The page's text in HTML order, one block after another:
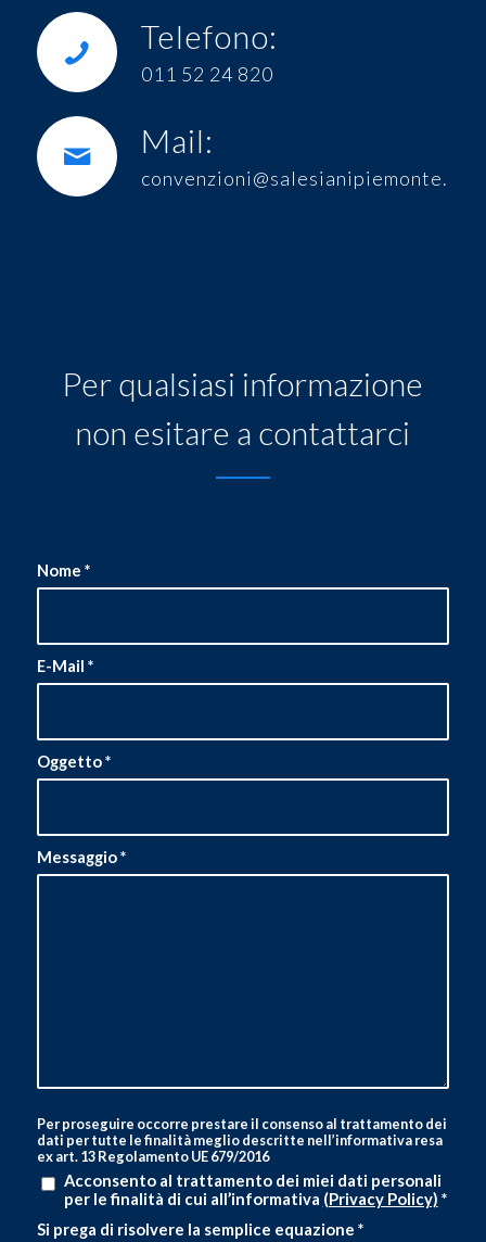
Telefono:
011 52 24 820
Mail:
convenzioni@salesianipiemonte.it
Per qualsiasi informazione
non esitare a contattarci
Nome *
E-Mail *
Oggetto*
Messaggio*
Per proseguire occorre prestare il consenso al trattamento dei
dati per tutte le finalità meglio descritte nell’informativa resa
ex art. 13 Regolamento UE 679/2016
Acconsento al trattamento dei miei dati personali
per le finalità di cui all’informativa (Privacy Policy) *
Si prega di risolvere la semplice equazione *